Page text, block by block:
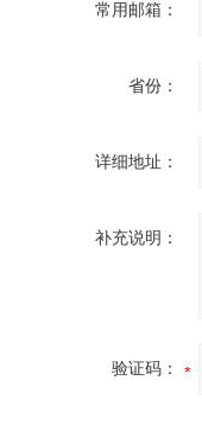
常用邮箱：
省份：
详细地址：
补充说明：
验证码：